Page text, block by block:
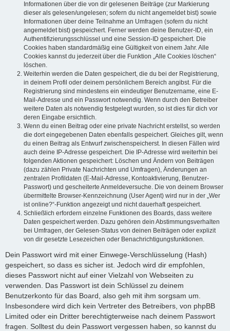
Informationen über die von dir gelesenen Beiträge (zur Markierung
dieser als gelesen/ungelesen; sofern du nicht angemeldet bist) sowie
Informationen über deine Teilnahme an Umfragen (sofern du nicht
angemeldet bist) gespeichert. Ferner werden deine Benutzer-ID, ein
Authentifizierungsschlüssel und eine Session-ID gespeichert. Die
Cookies haben standardmäßig eine Gültigkeit von einem Jahr. Alle
Cookies kannst du jederzeit über die Funktion „Alle Cookies löschen“
löschen.
Weiterhin werden die Daten gespeichert, die du bei der Registrierung,
in deinem Profil oder deinem persönlichem Bereich angibst. Für die
Registrierung sind mindestens ein eindeutiger Benutzername, eine E-
Mail-Adresse und ein Passwort notwendig. Wenn durch den Betreiber
weitere Daten als notwendig festgelegt wurden, so ist dies für dich vor
deren Eingabe ersichtlich.
Wenn du einen Beitrag oder eine private Nachricht erstellst, so werden
die dort eingegebenen Daten ebenfalls gespeichert. Gleiches gilt, wenn
du einen Beitrag als Entwurf zwischenspeicherst. In diesen Fällen wird
auch deine IP-Adresse gespeichert. Die IP-Adresse wird weiterhin bei
folgenden Aktionen gespeichert: Löschen und Ändern von Beiträgen
(dazu zählen Private Nachrichten und Umfragen), Änderungen an
zentralen Profildaten (E-Mail-Adresse, Kontoaktivierung, Benutzer-
Passwort) und gescheiterte Anmeldeversuche. Die von deinem Browser
übermittelte Browser-Kennzeichnung (User Agent) wird nur in der „Wer
ist online?“-Funktion angezeigt und nicht dauerhaft gespeichert.
Schließlich erfordern einzelne Funktionen des Boards, dass weitere
Daten gespeichert werden. Dazu gehören dein Abstimmungsverhalten
bei Umfragen, der Gelesen-Status von deinen Beiträgen oder explizit
von dir gesetzte Lesezeichen oder Benachrichtigungsfunktionen.
Dein Passwort wird mit einer Einwege-Verschlüsselung (Hash)
gespeichert, so dass es sicher ist. Jedoch wird dir empfohlen,
dieses Passwort nicht auf einer Vielzahl von Webseiten zu
verwenden. Das Passwort ist dein Schlüssel zu deinem
Benutzerkonto für das Board, also geh mit ihm sorgsam um.
Insbesondere wird dich kein Vertreter des Betreibers, von phpBB
Limited oder ein Dritter berechtigterweise nach deinem Passwort
fragen. Solltest du dein Passwort vergessen haben, so kannst du